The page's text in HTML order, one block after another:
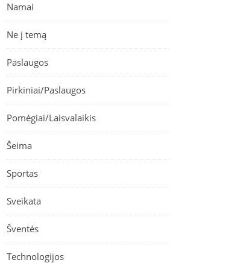
Namai
Ne į temą
Paslaugos
Pirkiniai/Paslaugos
Pomėgiai/Laisvalaikis
Šeima
Sportas
Sveikata
Šventės
Technologijos